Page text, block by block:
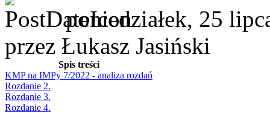
poniedziałek, 25
przez Łukasz Jasiński
Spis treści
KMP na IMPy 7/2022 - analiza rozdań
Rozdanie 2.
Rozdanie 3.
Rozdanie 4.